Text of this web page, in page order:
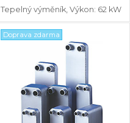
Tepelný výměník, Výkon: 62 kW
Doprava zdarma